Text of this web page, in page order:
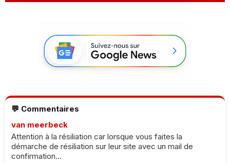
💬 Commentaires
van meerbeck
Attention à la résiliation car lorsque vous faites la
démarche de résiliation sur leur site avec un mail de
confirmation...